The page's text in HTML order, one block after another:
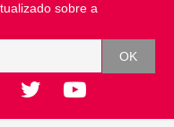
sobre a